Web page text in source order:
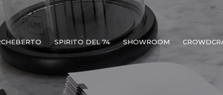
SPIRITO DEL 74 SHOWROOM